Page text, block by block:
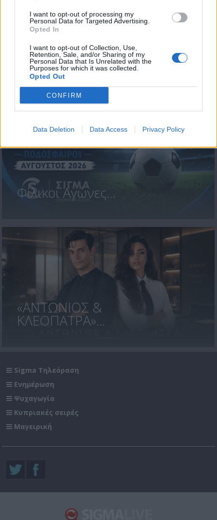
I want to opt-out of processing my
Personal Data for Targeted Advertising.
Opted In
I want to opt-out of Collection, Use,
Retention, Sale, and/or Sharing of my
Personal Data that Is Unrelated with the
Purposes for which it was collected.
Opted Out
CONFIRM
Data Deletion Data Access Privacy Policy
ΜΠΛΕ ΩΡΕΣ Το
συγκλονιστικό trailer...
Φίλικοι Αγώνες...
«ΑΝΤΩΝΙΟΣ &
ΚΛΕΟΠΑΤΡΑ»...
Sigma Τηλεόραση
Ενημέρωση
Ψυχαγωγία
Κυπριακές σειρές
Μαγειρική